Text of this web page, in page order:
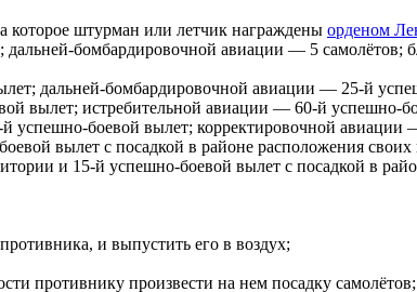
которое штурман или летчик награждены орденом
дальней-бомбардировочной авиации — 5 самолётов;
; дальней-бомбардировочной авиации — 25-й
вылет; истребительной авиации — 60-й успешно-
успешно-боевой вылет; корректировочной авиации
вылет с посадкой в районе расположения своих
и 15-й успешно-боевой вылет с посадкой в
и выпустить его в воздух;
противнику произвести на нем посадку самолётов;